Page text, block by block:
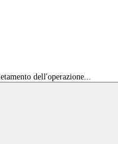
dell'operazione...